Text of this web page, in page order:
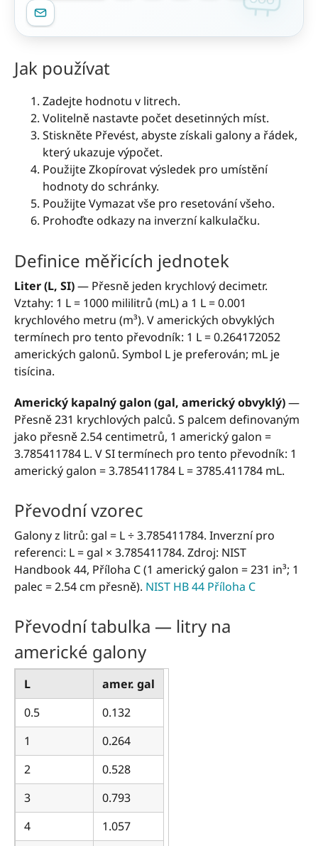
Jak používat
Zadejte hodnotu v litrech.
Volitelně nastavte počet desetinných míst.
Stiskněte Převést, abyste získali galony a řádek,
který ukazuje výpočet.
Použijte Zkopírovat výsledek pro umístění
hodnoty do schránky.
Použijte Vymazat vše pro resetování všeho.
Prohoďte odkazy na inverzní kalkulačku.
Definice měřicích jednotek
Liter (L, SI)— Přesně jeden krychlový decimetr.
Vztahy: 1 L = 1000 mililitrů (mL) a 1 L = 0.001
krychlového metru (m³). V amerických obvyklých
termínech pro tento převodník: 1 L = 0.264172052
amerických galonů. Symbol L je preferován; mL je
tisícina.
Americký kapalný galon (gal, americký obvyklý)—
Přesně 231 krychlových palců. S palcem definovaným
jako přesně 2.54 centimetrů, 1 americký galon =
3.785411784 L. V SI termínech pro tento převodník: 1
americký galon = 3.785411784 L = 3785.411784 mL.
Převodní vzorec
Galony z litrů: gal = L ÷ 3.785411784. Inverzní pro
referenci: L = gal × 3.785411784. Zdroj: NIST
Handbook 44, Příloha C (1 americký galon = 231 in³; 1
palec = 2.54 cm přesně). NIST HB 44 Příloha C
Převodní tabulka — litry na
americké galony
L
amer. gal
0.5
0.132
1
0.264
2
0.528
3
0.793
4
1.057